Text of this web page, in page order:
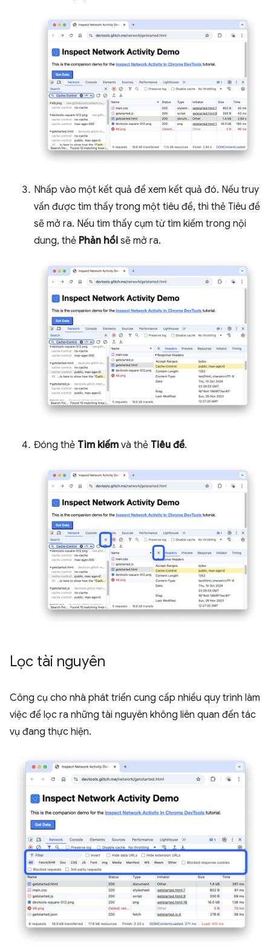
Nhấp vào một kết quả để xem kết quả đó. Nếu truy
vấn được tìm thấy trong một tiêu đề, thì thẻ Tiêu đề
sẽ mở ra. Nếu tìm thấy cụm từ tìm kiếm trong nội
dung, thẻ Phản hồi sẽ mở ra.
Đóng thẻ Tìm kiếm và thẻ Tiêu đề.
Lọc tài nguyên
Công cụ cho nhà phát triển cung cấp nhiều quy trình làm
việc để lọc ra những tài nguyên không liên quan đến tác
vụ đang thực hiện.